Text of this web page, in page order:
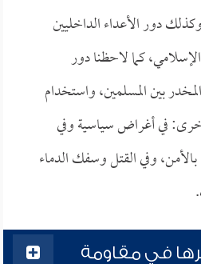
دور الأعداء الداخليين
كما لاحظنا دور
بين المسلمين، واستخدام
في أغراض سياسية وفي
وفي القتل وسفك الدماء
في مقاومة